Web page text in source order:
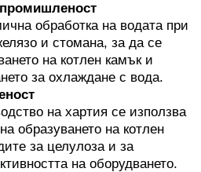
обработка на водата при
и стомана, за да се
на котлен камък и
за охлаждане с вода.
на хартия се използва
образуването на котлен
за целулоза и за
на оборудването.